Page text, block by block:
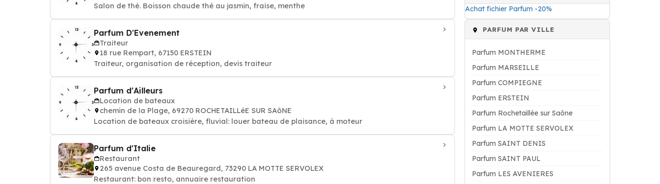
Salon de thé. Boisson chaude thé au jasmin, fraise, menthe
Parfum D'Evenement
Traiteur
18 rue Rempart, 67150 ERSTEIN
Traiteur, organisation de réception, devis traiteur
Parfum d'Ailleurs
Location de bateaux
chemin de la Plage, 69270 ROCHETAILLéE SUR SAôNE
Location de bateaux croisière, fluvial: louer bateau de plaisance, à moteur
Parfum d'Italie
Restaurant
265 avenue Costa de Beauregard, 73290 LA MOTTE SERVOLEX
Restaurant: bon resto, annuaire restauration
Achat fichier Parfum -20%
PARFUM PAR VILLE
Parfum MONTHERME
Parfum MARSEILLE
Parfum COMPIEGNE
Parfum ERSTEIN
Parfum Rochetaillée sur Saône
Parfum LA MOTTE SERVOLEX
Parfum SAINT DENIS
Parfum SAINT PAUL
Parfum LES AVENIERES